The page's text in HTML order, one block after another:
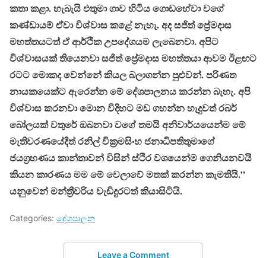
කතා කළා. හැබැයි එතුමා ගාව හිටිය ගොඩහේවා වගේ
කණ්ඩායම් ඒවා විශ්වාස කළේ නැහැ. අද සජිත් ප්‍රේමදාස
මහත්තයටත් ඒ ආර්ථික උපදේශයම ලැබෙනවා. අපිට
විශ්වාසයක් තියෙනවා සජිත් ප්‍රේමදාස මහත්තයා ආවම ඊළඟට
රටට මොකද වෙන්නේ කියල බලාගන්න පුළුවන්. පරිණත
නායකයෙක්ට ඇරෙන්න මේ දේශපාලනය කරන්න බැහැ. අපි
විශ්වාස කරනවා මොන විදිහට මඩ ගහන්න හැදුවත් රබර්
බෝලයක් වතුරේ ඔබනවා වගේ තමයි අනිවාර්යයෙන්ම මේ
මැතිවරණයේදීත් රනිල් වික්‍රමසිංහ ජනාධිපතිතුමාගේ
ජයග්‍රහණය කාන්තාවන් විසින් ස්ථිර වශයෙන්ම ගෙනියනවයි
කියන කාරණය මම මේ වෙලාවේ මතක් කරන්න කැමතියි.”
යනුවෙන් මන්ත්‍රීවරිය වැඩිදුරටත් කියාසිටියි.
Categories: දේශපාලන
Leave a Comment